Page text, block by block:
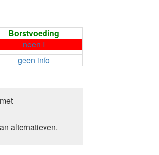
Borstvoeding
neen I
geen info
alternatieven.